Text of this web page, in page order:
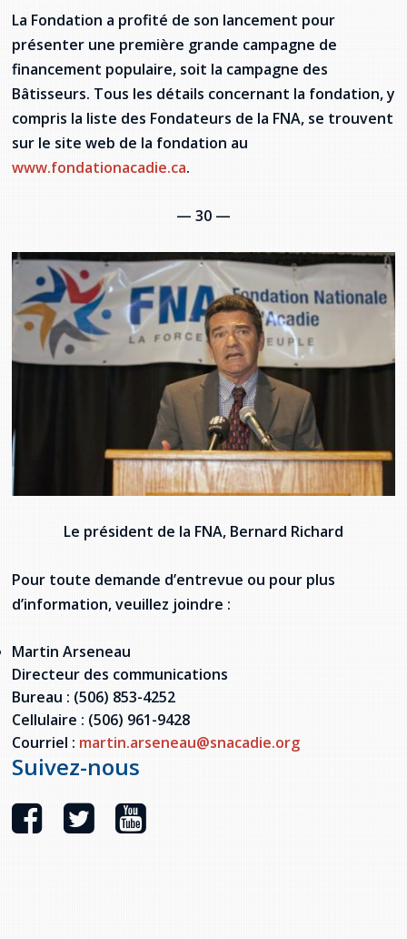
La Fondation a profité de son lancement pour
présenter une première grande campagne de
financement populaire, soit la campagne des
Bâtisseurs. Tous les détails concernant la fondation, y
compris la liste des Fondateurs de la FNA, se trouvent
sur le site web de la fondation au
www.fondationacadie.ca.
— 30 —
Le président de la FNA, Bernard Richard
Pour toute demande d’entrevue ou pour plus
d’information, veuillez joindre :
Martin Arseneau
Directeur des communications
Bureau : (506) 853-4252
Cellulaire : (506) 961-9428
Courriel : martin.arseneau@snacadie.org
Suivez-nous